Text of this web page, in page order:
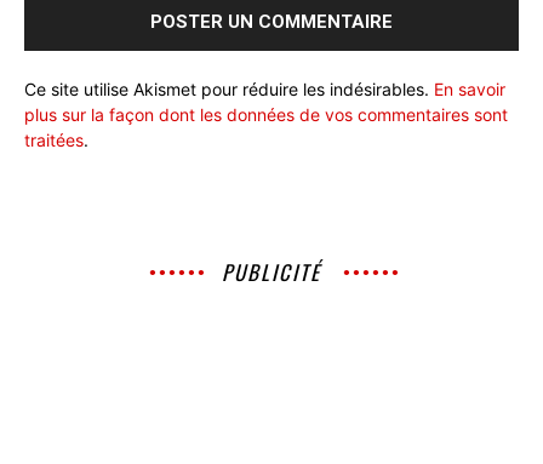
Ce site utilise Akismet pour réduire les indésirables. En savoir
plus sur la façon dont les données de vos commentaires sont
traitées.
PUBLICITÉ